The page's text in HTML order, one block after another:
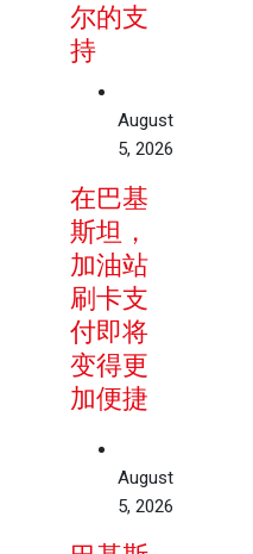
尔的支
持
August
5, 2026
在巴基
斯坦，
加油站
刷卡支
付即将
变得更
加便捷
August
5, 2026